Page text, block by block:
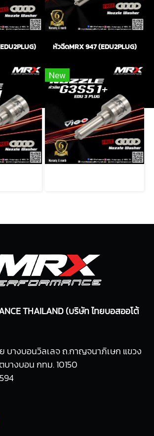
หัวฉีดMRX 947 (EDU2PLUG)
New
THAILAND (บริษัท ไทยบอสออโต้
บางบอนวิลเลจ ถ.กาญจนาภิเษก แขวง
บางบอน กทม. 10150